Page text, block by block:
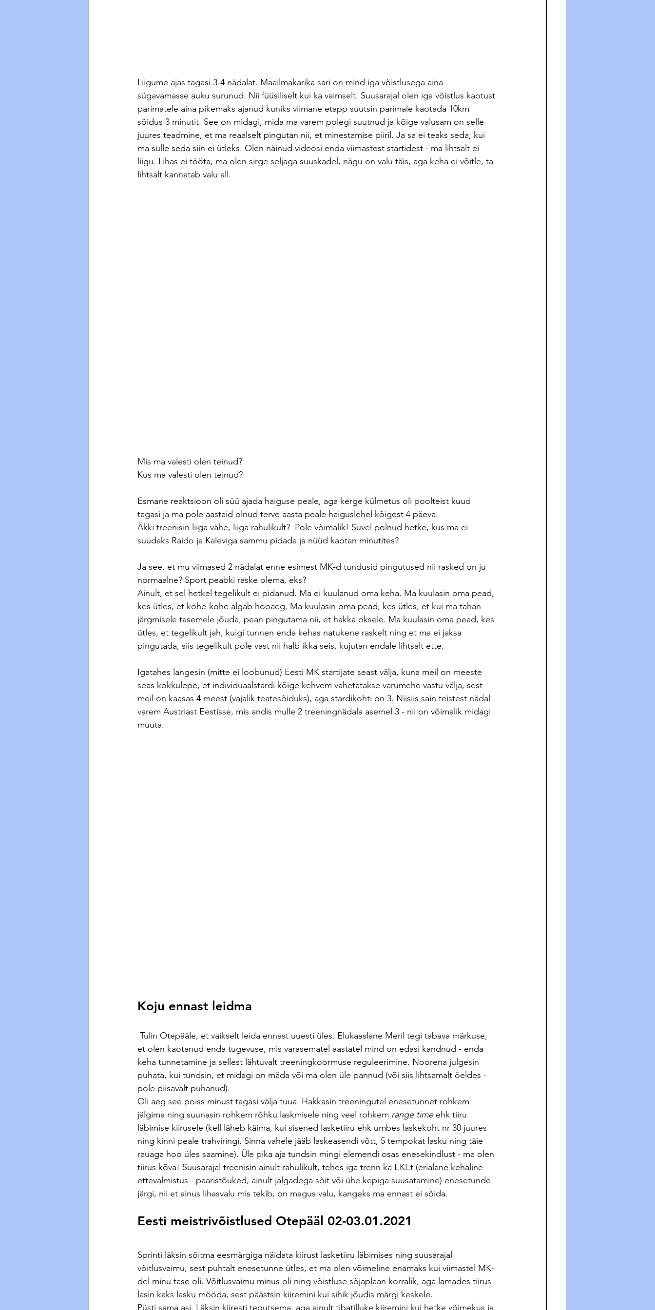
Liigume ajas tagasi 3-4 nädalat. Maailmakarika sari on mind iga võistlusega aina
sügavamasse auku surunud. Nii füüsiliselt kui ka vaimselt. Suusarajal olen iga võistlus kaotust
parimatele aina pikemaks ajanud kuniks viimane etapp suutsin parimale kaotada 10km
sõidus 3 minutit. See on midagi, mida ma varem polegi suutnud ja kõige valusam on selle
juures teadmine, et ma reaalselt pingutan nii, et minestamise piiril. Ja sa ei teaks seda, kui
ma sulle seda siin ei ütleks. Olen näinud videosi enda viimastest startidest - ma lihtsalt ei
liigu. Lihas ei tööta, ma olen sirge seljaga suuskadel, nägu on valu täis, aga keha ei võitle, ta
lihtsalt kannatab valu all.
Mis ma valesti olen teinud?
Kus ma valesti olen teinud?
Esmane reaktsioon oli süü ajada haiguse peale, aga kerge külmetus oli poolteist kuud
tagasi ja ma pole aastaid olnud terve aasta peale haiguslehel kõigest 4 päeva.
Äkki treenisin liiga vähe, liiga rahulikult?  Pole võimalik! Suvel polnud hetke, kus ma ei
suudaks Raido ja Kaleviga sammu pidada ja nüüd kaotan minutites?
Ja see, et mu viimased 2 nädalat enne esimest MK-d tundusid pingutused nii rasked on ju
normaalne? Sport peabki raske olema, eks?
Ainult, et sel hetkel tegelikult ei pidanud. Ma ei kuulanud oma keha. Ma kuulasin oma pead,
kes ütles, et kohe-kohe algab hooaeg. Ma kuulasin oma pead, kes ütles, et kui ma tahan
järgmisele tasemele jõuda, pean pingutama nii, et hakka oksele. Ma kuulasin oma pead, kes
ütles, et tegelikult jah, kuigi tunnen enda kehas natukene raskelt ning et ma ei jaksa
pingutada, siis tegelikult pole vast nii halb ikka seis, kujutan endale lihtsalt ette.
Igatahes langesin (mitte ei loobunud) Eesti MK startijate seast välja, kuna meil on meeste
seas kokkulepe, et individuaalstardi kõige kehvem vahetatakse varumehe vastu välja, sest
meil on kaasas 4 meest (vajalik teatesõiduks), aga stardikohti on 3. Niisiis sain teistest nädal
varem Austriast Eestisse, mis andis mulle 2 treeningnädala asemel 3 - nii on võimalik midagi
muuta.
Koju ennast leidma
et olen kaotanud enda tugevuse, mis varasematel aastatel mind on edasi kandnud - enda
keha tunnetamine ja sellest lähtuvalt treeningkoormuse reguleerimine. Noorena julgesin
puhata, kui tundsin, et midagi on mäda või ma olen üle pannud (või siis lihtsamalt öeldes -
pole piisavalt puhanud).
Oli aeg see poiss minust tagasi välja tuua. Hakkasin treeningutel enesetunnet rohkem
jälgima ning suunasin rohkem rõhku laskmisele ning veel rohkem range time ehk tiiru
läbimise kiirusele (kell läheb käima, kui sisened lasketiiru ehk umbes laskekoht nr 30 juures
ning kinni peale trahviringi. Sinna vahele jääb laskeasendi võtt, 5 tempokat lasku ning täie
rauaga hoo üles saamine). Üle pika aja tundsin mingi elemendi osas enesekindlust - ma olen
tiirus kõva! Suusarajal treenisin ainult rahulikult, tehes iga trenn ka EKEt (erialane kehaline
ettevalmistus - paaristõuked, ainult jalgadega sõit või ühe kepiga suusatamine) enesetunde
järgi, nii et ainus lihasvalu mis tekib, on magus valu, kangeks ma ennast ei sõida.
Eesti meistrivõistlused Otepääl 02-03.01.2021
Sprinti läksin sõitma eesmärgiga näidata kiirust lasketiiru läbimises ning suusarajal
võitlusvaimu, sest puhtalt enesetunne ütles, et ma olen võimeline enamaks kui viimastel MK-
del minu tase oli. Võitlusvaimu minus oli ning võistluse sõjaplaan korralik, aga lamades tiirus
lasin kaks lasku mööda, sest päästsin kiiremini kui sihik jõudis märgi keskele.
Püsti sama asi. Läksin kiiresti tegutsema, aga ainult tibatilluke kiiremini kui hetke võimekus ja